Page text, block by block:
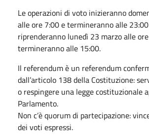
Le operazioni di voto inizieranno
alle ore 7:00 e termineranno alle
riprenderanno lunedì 23 marzo alle
termineranno alle 15:00.
Il referendum è un referendum
dall’articolo 138 della Costituzione:
o respingere una legge costituzionale
Parlamento.
Non c’è quorum di partecipazione:
dei voti espressi.